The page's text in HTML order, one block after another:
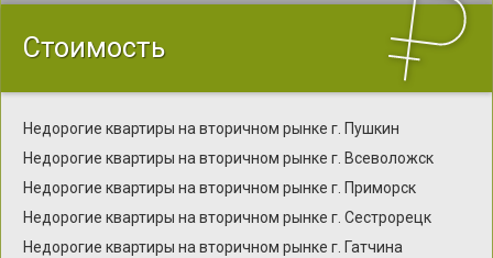
Стоимость
Недорогие квартиры на вторичном рынке г. Пушкин
Недорогие квартиры на вторичном рынке г. Всеволожск
Недорогие квартиры на вторичном рынке г. Приморск
Недорогие квартиры на вторичном рынке г. Сестрорецк
Недорогие квартиры на вторичном рынке г. Гатчина